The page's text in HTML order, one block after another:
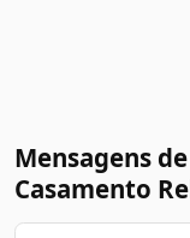
Mensagens
Casamento